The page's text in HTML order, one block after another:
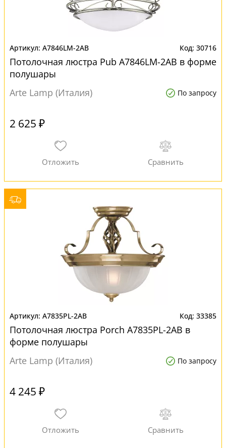
A7846LM-2AB 30716
Потолочная люстра Pub A7846LM-2AB в форме
полушары
Arte Lamp (Италия)
По запросу
2 625 ₽
A7835PL-2AB 33385
Потолочная люстра Porch A7835PL-2AB в
форме полушары
Arte Lamp (Италия)
По запросу
4 245 ₽